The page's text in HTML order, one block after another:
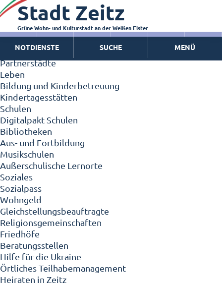
Zeitz - Die Kleinstadt
Willkommen in Zeitz!
Interview mit Oberbürgermeister Christian Thieme
Zeitz - Stadt der Zukunft
Ortschaften
Partnerstädte
Leben
Bildung und Kinderbetreuung
Kindertagesstätten
Schulen
Digitalpakt Schulen
Bibliotheken
Aus- und Fortbildung
Musikschulen
Außerschulische Lernorte
Soziales
Sozialpass
Wohngeld
Gleichstellungsbeauftragte
Religionsgemeinschaften
Friedhöfe
Beratungsstellen
Hilfe für die Ukraine
Örtliches Teilhabemanagement
Heiraten in Zeitz
Stadt Zeitz
Grüne Wohn- und Kulturstadt an der Weißen Elster
NOTDIENSTE SUCHE MENÜ